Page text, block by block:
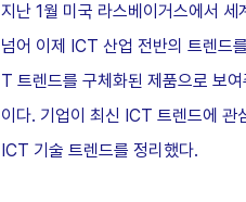
지난 1월 미국 라스베이거스에서
넘어 이제 ICT 산업 전반의 트렌드
T 트렌드를 구체화된 제품으로 보
이다. 기업이 최신 ICT 트렌드에
ICT 기술 트렌드를 정리했다.